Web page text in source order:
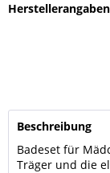
Beschreibung
Badeset für
Träger und die